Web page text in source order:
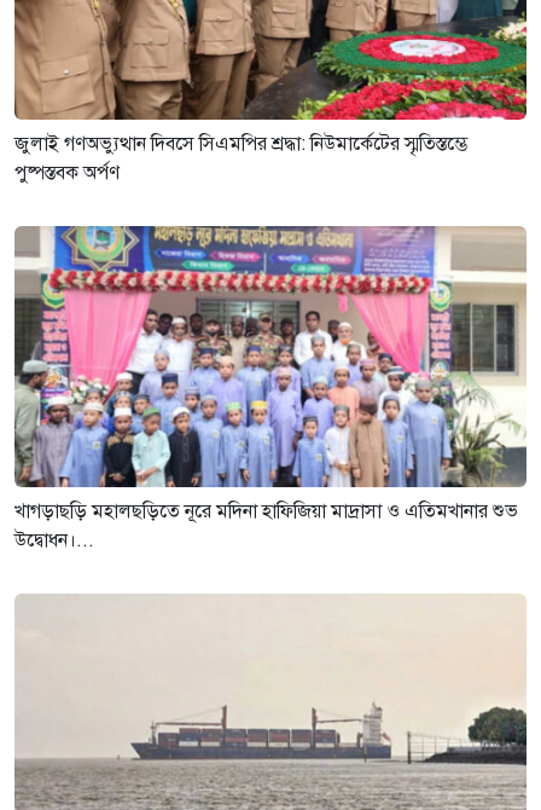
জুলাই গণঅভ্যুত্থান দিবসে সিএমপির শ্রদ্ধা: নিউমার্কেটের স্মৃতিস্তম্ভে
পুষ্পস্তবক অর্পণ
খাগড়াছড়ি মহালছড়িতে নূরে মদিনা হাফিজিয়া মাদ্রাসা ও এতিমখানার শুভ
উদ্বোধন।...